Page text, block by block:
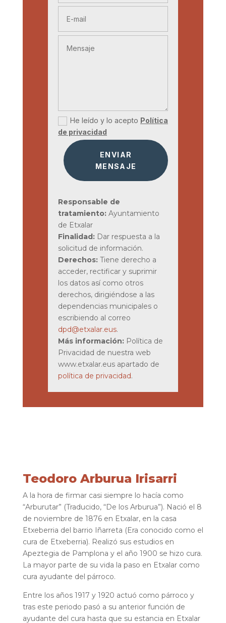
He leído y lo acepto Política
de privacidad
ENVIAR
MENSAJE
Responsable de
tratamiento:Ayuntamiento
de Etxalar
Finalidad:Dar respuesta a la
solicitud de información.
Derechos:Tiene derecho a
acceder, rectificar y suprimir
los datos así como otros
derechos, dirigiéndose a las
dependencias municipales o
escribiendo al correo
dpd@etxalar.eus.
Más información:Política de
Privacidad de nuestra web
www.etxalar.eus apartado de
política de privacidad.
Teodoro Arburua Irisarri
A la hora de firmar casi siempre lo hacía como
“Arburutar” (Traducido, “De los Arburua”). Nació el 8
de noviembre de 1876 en Etxalar, en la casa
Etxeberria del barrio Iñarreta (Era conocido como el
cura de Etxeberria). Realizó sus estudios en
Apeztegia de Pamplona y el año 1900 se hizo cura.
La mayor parte de su vida la paso en Etxalar como
cura ayudante del párroco.
Entre los años 1917 y 1920 actuó como párroco y
tras este periodo pasó a su anterior función de
ayudante del cura hasta que su estancia en Etxalar